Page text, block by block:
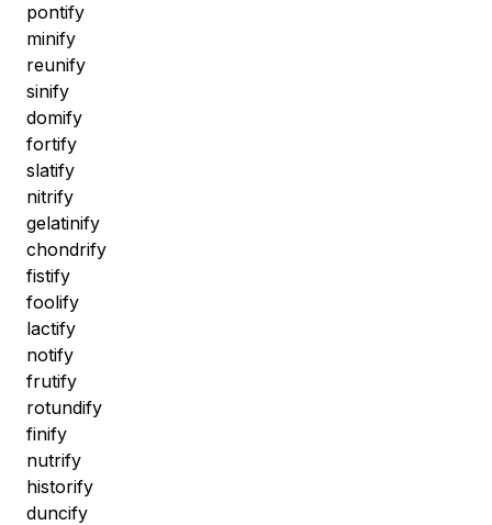
pontify
minify
reunify
sinify
domify
fortify
slatify
nitrify
gelatinify
chondrify
fistify
foolify
lactify
notify
frutify
rotundify
finify
nutrify
historify
duncify